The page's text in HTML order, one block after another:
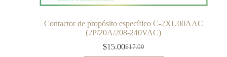
Contactor de propósito específico C-2XU00AAC
(2P/20A/208-240VAC)
$17.00
$15.00